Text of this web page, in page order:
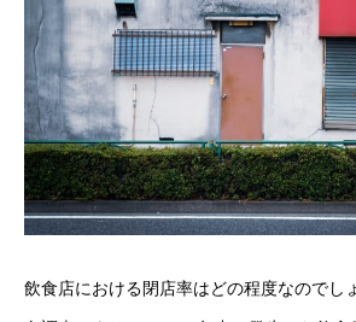
飲食店における閉店率はどの程度なのでし